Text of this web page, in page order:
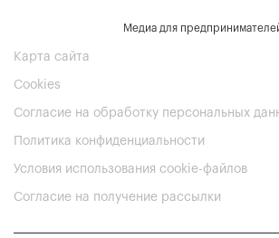
Медиа для
Карта сайта
Cookies
Согласие на обработку персональных
Политика конфиденциальности
Условия использования cookie-файлов
Согласие на получение рассылки